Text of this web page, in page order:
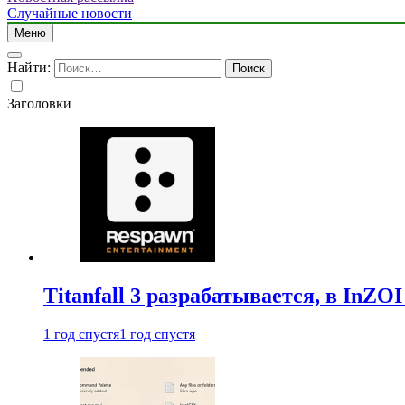
Случайные новости
Меню
Найти:
Заголовки
Titanfall 3 разрабатывается, в
1 год спустя1 год спустя